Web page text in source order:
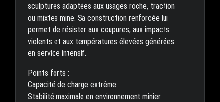
sculptures adaptées aux usages roche, traction
ou mixtes mine. Sa construction renforcée lui
permet de résister aux coupures, aux impacts
violents et aux températures élevées générées
en service intensif.
Points forts :
Capacité de charge extrême
Stabilité maximale en environnement minier